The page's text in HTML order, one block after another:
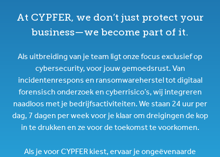
At CYPFER, we don’t just protect your
business—we become part of it.
Als uitbreiding van je team ligt onze focus exclusief op
cybersecurity, voor jouw gemoedsrust. Van
incidentenrespons en ransomwareherstel tot digitaal
forensisch onderzoek en cyberrisico’s, wij integreren
naadloos met je bedrijfsactiviteiten. We staan 24 uur per
dag, 7 dagen per week voor je klaar om dreigingen de kop
in te drukken en ze voor de toekomst te voorkomen.
Als je voor CYPFER kiest, ervaar je ongeëvenaarde